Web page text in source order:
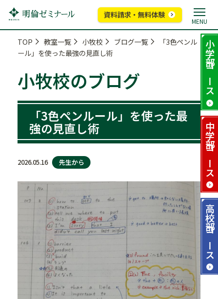
資料請求・無料体験
MENU
小学部
コース
中学部
コース
高校部
コース
TOP 教室一覧 小牧校 ブログ一覧
「3色ペンル
ール」を使った最強の見直し術
小牧校のブログ
「3色ペンルール」を使った最
強の見直し術
2026.05.16 先生から